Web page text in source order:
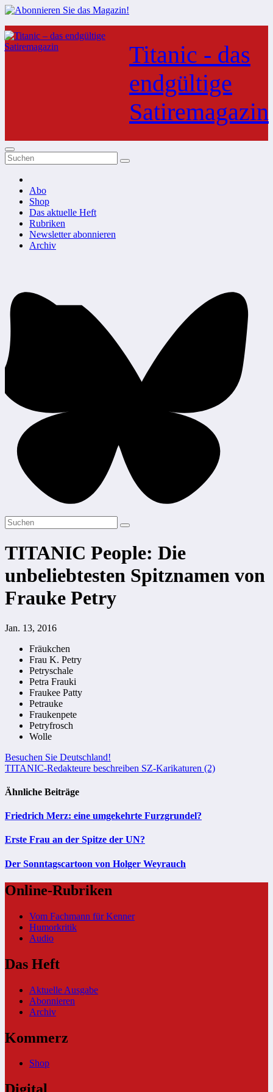
Zum
Inhalt
springen
Titanic - das
endgültige
Satiremagazin
Abo
Shop
Das aktuelle Heft
Rubriken
Newsletter abonnieren
Archiv
TITANIC People: Die
unbeliebtesten Spitznamen von
Frauke Petry
Jan. 13, 2016
Fräukchen
Frau K. Petry
Petryschale
Petra Frauki
Fraukee Patty
Petrauke
Fraukenpete
Petryfrosch
Wolle
Beitragsnavigation
Besuchen Sie Deutschland!
TITANIC-Redakteure beschreiben SZ-Karikaturen (2)
Ähnliche Beiträge
Friedrich Merz: eine umgekehrte Furzgrundel?
Erste Frau an der Spitze der UN?
Der Sonntagscartoon von Holger Weyrauch
Online-Rubriken
Vom Fachmann für Kenner
Humorkritik
Audio
Das Heft
Aktuelle Ausgabe
Abonnieren
Archiv
Kommerz
Shop